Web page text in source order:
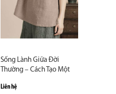
Sống Lành Giữa Đời
Thường – Cách Tạo Một
Hiện Đại
Liên hệ